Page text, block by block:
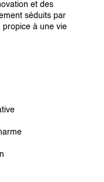
et des
séduits par
propice à une vie